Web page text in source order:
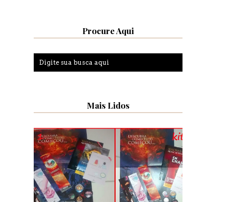
Procure Aqui
Mais Lidos